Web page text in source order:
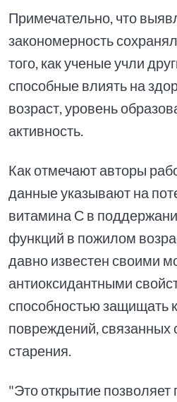
Примечательно, что
закономерность
того, как ученые учли
способные влиять на
возраст, уровень
активность.
Как отмечают авторы
данные указывают на
витамина С в
функций в пожилом
давно известен своими
антиоксидантными
способностью защищать
повреждений, связанных
старения.
"Это открытие позволяет